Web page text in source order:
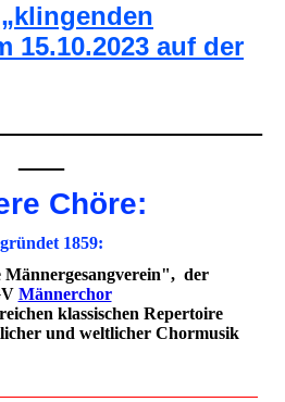
15.10.2023 auf der
Chöre:
1859:
der
Männerchor
klassischen Repertoire
und weltlicher Chormusik